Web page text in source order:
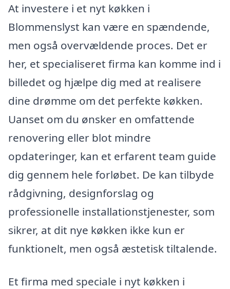
At investere i et nyt køkken i
Blommenslyst kan være en spændende,
men også overvældende proces. Det er
her, et specialiseret firma kan komme ind i
billedet og hjælpe dig med at realisere
dine drømme om det perfekte køkken.
Uanset om du ønsker en omfattende
renovering eller blot mindre
opdateringer, kan et erfarent team guide
dig gennem hele forløbet. De kan tilbyde
rådgivning, designforslag og
professionelle installationstjenester, som
sikrer, at dit nye køkken ikke kun er
funktionelt, men også æstetisk tiltalende.
Et firma med speciale i nyt køkken i